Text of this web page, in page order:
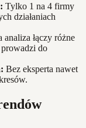
Tylko 1 na 4 firmy
działaniach
analiza łączy różne
prowadzi do
Bez eksperta nawet